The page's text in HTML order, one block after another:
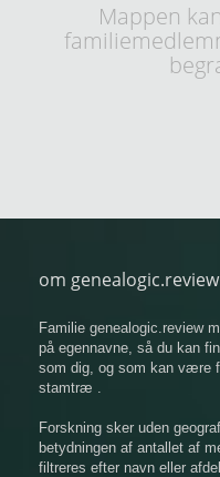
Mappen
om genealogic.review
Familie genealogic.review
på egennavne, så du kan
som dig, og som kan være
stamtræ .
Forskning sker uden
betydningen af ​​antallet af
filtreres efter navn eller